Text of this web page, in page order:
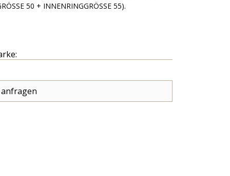
INNENRINGGRÖSSE 55).